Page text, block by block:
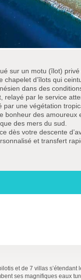
sur un motu (îlot)
chapelet d’îlots qui
dans des
relayé par le service
une végétation
bonheur des amoureux
des mers du sud.
dès votre descente
et transfert
et de 7 villas
ses magnifiques eaux